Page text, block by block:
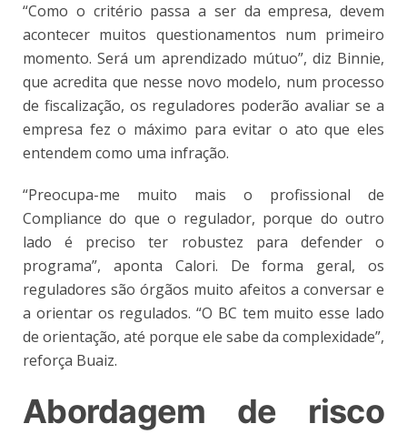
“Como o critério passa a ser da empresa, devem
acontecer muitos questionamentos num primeiro
momento. Será um aprendizado mútuo”, diz Binnie,
que acredita que nesse novo modelo, num processo
de fiscalização, os reguladores poderão avaliar se a
empresa fez o máximo para evitar o ato que eles
entendem como uma infração.
“Preocupa-me muito mais o profissional de
Compliance do que o regulador, porque do outro
lado é preciso ter robustez para defender o
programa”, aponta Calori. De forma geral, os
reguladores são órgãos muito afeitos a conversar e
a orientar os regulados. “O BC tem muito esse lado
de orientação, até porque ele sabe da complexidade”,
reforça Buaiz.
Abordagem de risco